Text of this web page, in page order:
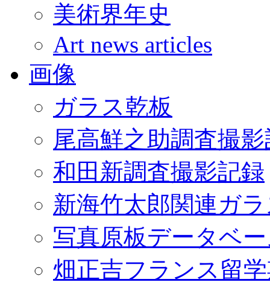
美術界年史
Art news articles
画像
ガラス乾板
尾高鮮之助調査撮
和田新調査撮影記録
新海竹太郎関連ガ
写真原板データベ
畑正吉フランス留